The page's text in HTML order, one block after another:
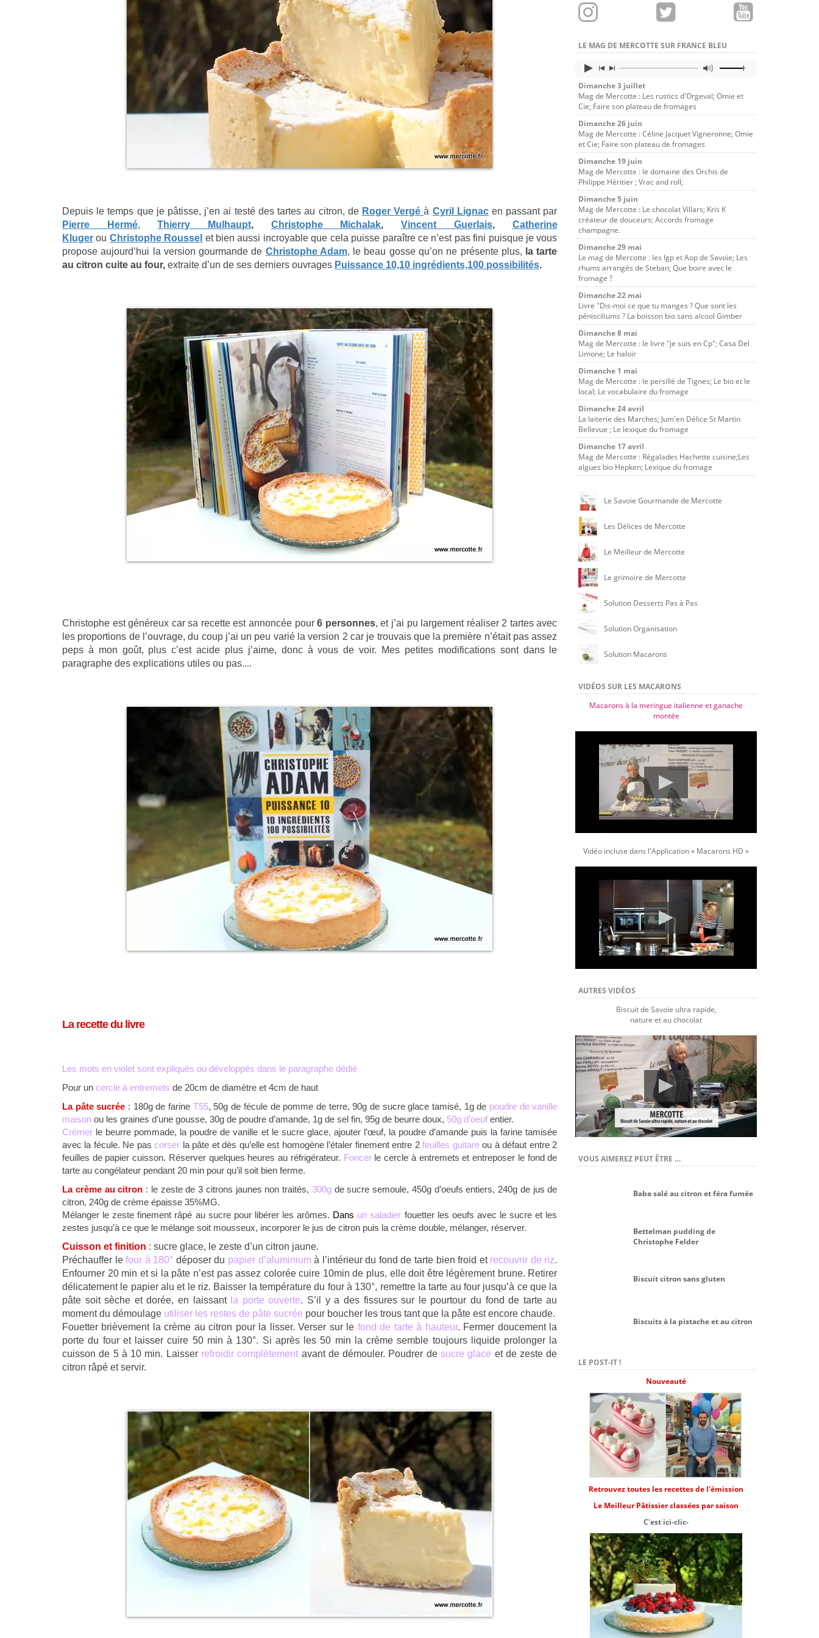
Depuis le temps que je pâtisse, j’en ai testé des tartes au citron, de Roger Vergé à Cyril Lignacen passant par
Pierre Hermé,Thierry Mulhaupt, Christophe Michalak,Vincent Guerlais, Catherine
Kluger ou Christophe Roussel et bien aussi incroyable que cela puisse paraître ce n’est pas fini puisque je vous
propose aujourd’hui la version gourmande de Christophe Adam, le beau gosse qu’on ne présente plus, la tarte
au citron cuite au four, extraite d’un de ses derniers ouvrages Puissance 10,10 ingrédients,100 possibilités.
Christophe est généreux car sa recette est annoncée pour6 personnes, et j’ai pu largement réaliser 2 tartes avec
les proportions de l’ouvrage, du coup j’ai un peu varié la version 2 car je trouvais que la première n’était pas assez
peps à mon goût, plus c’est acide plus j’aime, donc à vous de voir. Mes petites modifications sont dans le
paragraphe des explications utiles ou pas....
La recette du livre
Les mots en violet sont expliqués ou développés dans le paragraphe dédié
Pour un cercle à entremets de 20cm de diamètre et 4cm de haut
La pâte sucrée : 180g de farine T55, 50g de fécule de pomme de terre, 90g de sucre glace tamisé, 1g de poudre de vanille
maison ou les graines d’une gousse, 30g de poudre d’amande, 1g de sel fin, 95g de beurre doux, 50g d’oeuf entier.
Crémer le beurre pommade, la poudre de vanille et le sucre glace, ajouter l’œuf, la poudre d’amande puis la farine tamisée
avec la fécule. Ne pascorser la pâte et dès qu’elle est homogène l’étaler finement entre 2feuilles guitare ou à défaut entre 2
feuilles de papier cuisson. Réserver quelques heures au réfrigérateur. Foncerle cercle à entremets et entreposer le fond de
tarte au congélateur pendant 20 min pour qu’il soit bien ferme.
La crème au citron : le zeste de 3 citrons jaunes non traités, 300gde sucre semoule, 450g d’oeufs entiers, 240g de jus de
citron, 240g de crème épaisse 35%MG.
Mélanger le zeste finement râpé au sucre pour libérer les arômes. Dans un saladier fouetter les oeufs avec le sucre et les
zestes jusqu’à ce que le mélange soit mousseux, incorporer le jus de citron puis la crème double, mélanger, réserver.
Cuisson et finition : sucre glace, le zeste d’un citron jaune.
Préchauffer lefour à 180° déposer du papier d’aluminiumà l’intérieur du fond de tarte bien froid et recouvrir de riz.
Enfourner 20 min et si la pâte n’est pas assez colorée cuire 10min de plus, elle doit être légèrement brune. Retirer
délicatement le papier alu et le riz. Baisser la température du four à 130°, remettre la tarte au four jusqu’à ce que la
pâte soit sèche et dorée, en laissant la porte ouverte. S’il y a des fissures sur le pourtour du fond de tarte au
moment du démoulage utiliser les restes de pâte sucrée pour boucher les trous tant que la pâte est encore chaude.
Fouetter brièvement la crème au citron pour la lisser. Verser sur le fond de tarte à hauteur. Fermer doucement la
porte du four et laisser cuire 50 min à 130°. Si après les 50 min la crème semble toujours liquide prolonger la
cuisson de 5 à 10 min. Laisser refroidir complètement avant de démouler. Poudrer de sucre glace et de zeste de
citron râpé et servir.
LE MAG DE MERCOTTE SUR FRANCE BLEU
Dimanche 3 juillet
Mag de Mercotte : Les rustics d'Orgeval; Omie et
Cie; Faire son plateau de fromages
Dimanche 26 juin
Mag de Mercotte : Céline Jacquet Vigneronne; Omie
et Cie; Faire son plateau de fromages
Dimanche 19 juin
Mag de Mercotte : le domaine des Orchis de
Philippe Héritier ; Vrac and roll;
Dimanche 5 juin
Mag de Mercotte : Le chocolat Villars; Kris K
créateur de douceurs; Accords fromage
champagne.
Dimanche 29 mai
Le mag de Mercotte : les Igp et Aop de Savoie; Les
rhums arrangés de Steban; Que boire avec le
fromage ?
Dimanche 22 mai
Livre "Dis-moi ce que tu manges ? Que sont les
pénisciliums ? La boisson bio sans alcool Gimber
Dimanche 8 mai
Mag de Mercotte : le livre "je suis en Cp"; Casa Del
Limone; Le haloir
Dimanche 1 mai
Mag de Mercotte : le persillé de Tignes; Le bio et le
local; Le vocabulaire du fromage
Dimanche 24 avril
La laiterie des Marches; Jum'en Délice St Martin
Bellevue ; Le lexique du fromage
Dimanche 17 avril
Mag de Mercotte : Régalades Hachette cuisine;Les
algues bio Hepken; Lexique du fromage
Le Savoie Gourmande de Mercotte
Les Délices de Mercotte
Le Meilleur de Mercotte
Le grimoire de Mercotte
Solution Desserts Pas à Pas
Solution Organisation
Solution Macarons
VIDÉOS SUR LES MACARONS
Macarons à la meringue italienne et ganache
montée
Vidéo incluse dans l'Application « Macarons HD »
AUTRES VIDÉOS
Biscuit de Savoie ultra rapide,
nature et au chocolat
VOUS AIMEREZ PEUT ÊTRE …
Baba salé au citron et féra fumée
Bettelman pudding de
Christophe Felder
Biscuit citron sans gluten
Biscuits à la pistache et au citron
LE POST-IT !
Nouveauté
Retrouvez toutes les recettes de l'émission
Le Meilleur Pâtissier classées par saison
C'est ici-clic-